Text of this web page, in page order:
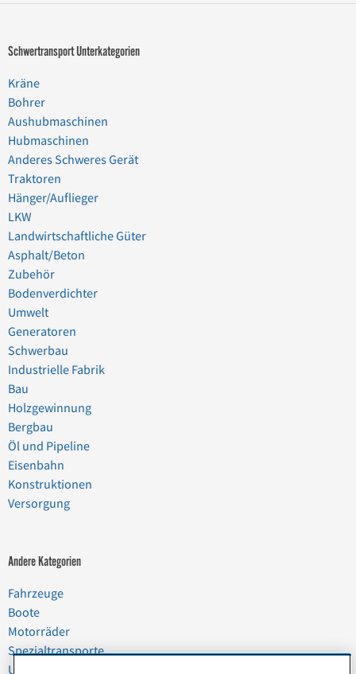
Schwertransport Unterkategorien
Kräne
Bohrer
Aushubmaschinen
Hubmaschinen
Anderes Schweres Gerät
Traktoren
Hänger/Auflieger
LKW
Landwirtschaftliche Güter
Asphalt/Beton
Zubehör
Bodenverdichter
Umwelt
Generatoren
Schwerbau
Industrielle Fabrik
Bau
Holzgewinnung
Bergbau
Öl und Pipeline
Eisenbahn
Konstruktionen
Versorgung
Andere Kategorien
Fahrzeuge
Boote
Motorräder
Spezialtransporte
Umzüge